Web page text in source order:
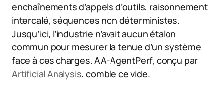
enchaînements d’appels d’outils, raisonnement
intercalé, séquences non déterministes.
Jusqu’ici, l’industrie n’avait aucun étalon
commun pour mesurer la tenue d’un système
face à ces charges. AA-AgentPerf, conçu par
Artificial Analysis, comble ce vide.